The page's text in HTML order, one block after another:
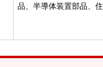
品、半導体装置部品、